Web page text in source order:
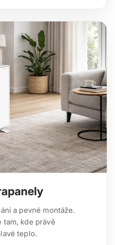
a pevné montáže.
tam, kde právě
teplo.